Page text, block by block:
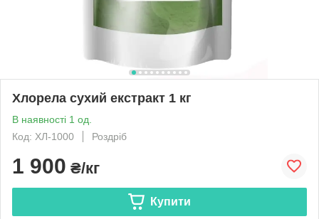
Хлорела сухий екстракт 1 кг
В наявності 1 од.
Код: ХЛ-1000
Роздріб
1 900 ₴/кг
Купити